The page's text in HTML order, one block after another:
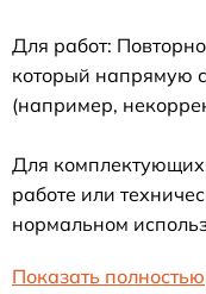
Для работ:
который напрямую
(например,
Для
работе или
нормальном
Показать полностью